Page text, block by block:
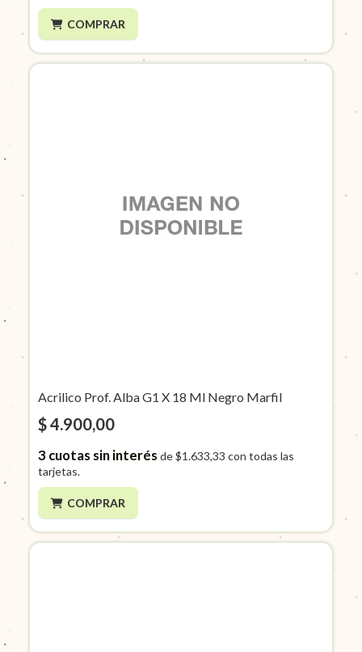
COMPRAR
Acrilico Prof. Alba G1 X 18 Ml Negro Marfil
$ 4.900,00
3cuotas sin interés de$1.633,33 con todas las
tarjetas.
COMPRAR